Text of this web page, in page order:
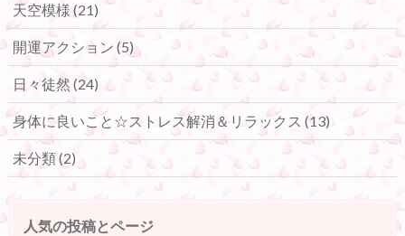
天空模様 (21)
開運アクション (5)
日々徒然 (24)
身体に良いこと☆ストレス解消＆リラックス (13)
未分類(2)
人気の投稿とページ